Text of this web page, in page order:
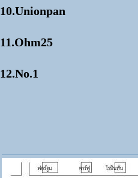
10.Unionpan
11.Ohm25
12.No.1